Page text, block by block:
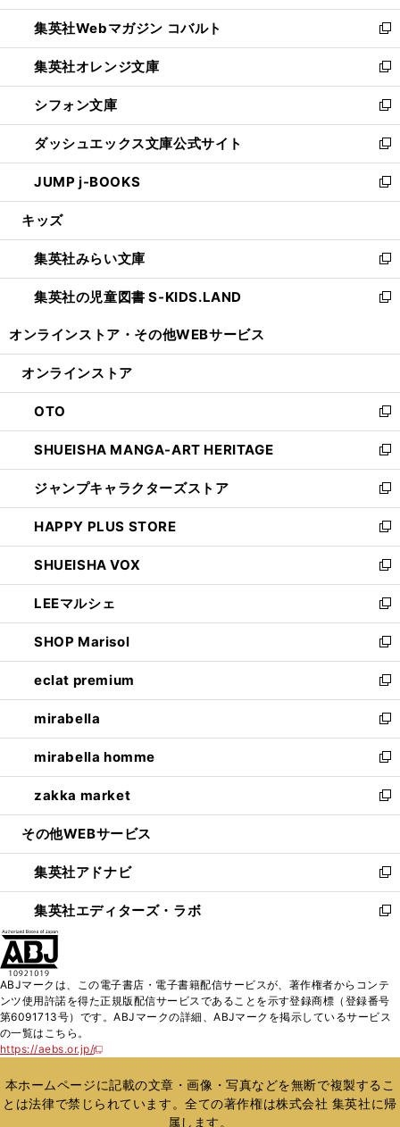
開
く
ウ
で
開
く
ン
ド
ウ
で
開
く
ウ
ィ
ン
ド
ウ
で
開
く
集英社Webマガジン コバルト
新
し
い
ウ
ィ
ン
ド
ウ
で
開
集英社オレンジ文庫
新
し
い
ウ
ィ
ン
ド
ウ
開
く
シフォン文庫
新
し
い
ウ
ィ
ン
ウ
で
開
く
ダッシュエックス文庫公式サイト
新
し
い
ウ
ン
ド
ウ
で
JUMP j-BOOKS
新
し
ウ
ィ
ン
ド
開
キッズ
集英社みらい文庫
新
し
い
ン
ウ
で
開
く
集英社の児童図書 S-KIDS.LAND
新
ウ
ン
ド
ウ
で
開
く
オンラインストア・ その他WEBサービス
オンラインストア
OTO
新
し
い
ウ
ィ
ン
ド
ウ
で
開
く
SHUEISHA MANGA-ART HERITAGE
新
し
い
ウ
ィ
ン
ド
ウ
で
開
く
ジャンプキャラクターズストア
新
し
い
ウ
ィ
ン
ド
ウ
で
開
く
HAPPY PLUS STORE
新
し
い
ウ
ィ
ン
ド
ウ
で
開
く
SHUEISHA VOX
新
し
い
ウ
ィ
ン
ド
ウ
で
開
く
LEEマルシェ
新
し
い
ウ
ィ
ン
ド
ウ
で
開
く
SHOP Marisol
新
し
い
ウ
ィ
ン
ド
ウ
で
開
eclat premium
新
し
い
ウ
ィ
ン
ド
ウ
開
く
mirabella
新
し
い
ウ
ィ
ン
ウ
で
開
く
mirabella homme
新
し
い
ウ
ン
ド
ウ
で
zakka market
新
し
ウ
ィ
ン
ド
く
その他WEBサービス
集英社アドナビ
新
し
い
ド
ウ
で
集英社エディターズ・ラボ
新
ィ
ン
ド
開
く
ABJマークは、この電子書店・電子書籍配信サービスが、著作権者からコンテ
ンツ使用許諾を得た正規版配信サービスであることを示す登録商標（登録番号
第6091713号）です。ABJマークの詳細、ABJマークを掲示しているサービス
の一覧はこちら。
https://aebs.or.jp/
新
い
ウ
ィ
本ホームページに記載の文章・画像・写真などを無断で複製するこ
とは法律で禁じられています。全ての著作権は株式会社 集英社に帰
属します。